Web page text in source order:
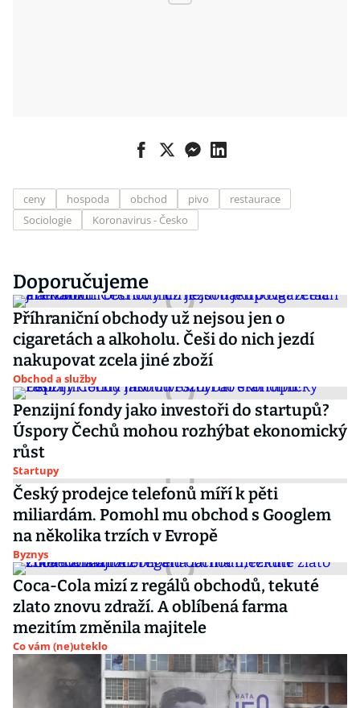
ceny hospoda obchod pivo
restaurace
Sociologie
Koronavirus - Česko
Doporučujeme
Příhraniční obchody už nejsou jen o
cigaretách a alkoholu. Češi do nich jezdí
nakupovat zcela jiné zboží
Obchod a služby
Penzijní fondy jako investoři do startupů?
Úspory Čechů mohou rozhýbat ekonomický
růst
Startupy
Český prodejce telefonů míří k pěti
miliardám. Pomohl mu obchod s Googlem
na několika trzích v Evropě
Byznys
Coca-Cola mizí z regálů obchodů, tekuté
zlato znovu zdraží. A oblíbená farma
mezitím změnila majitele
Co vám (ne)uteklo